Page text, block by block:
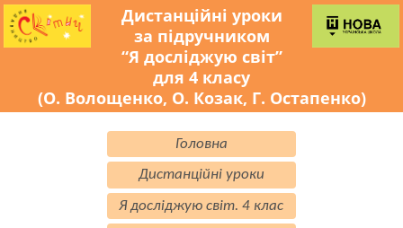
Дистанційні уроки
за підручником
“Я досліджую світ”
для 4 класу
(О. Волощенко, О. Козак, Г. Остапенко)
Головна
Дистанційні уроки
Я досліджую світ. 4 клас